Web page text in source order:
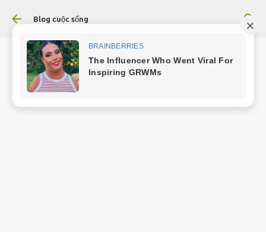
Chuyển đến nội dung chính
Blog cuộc sống